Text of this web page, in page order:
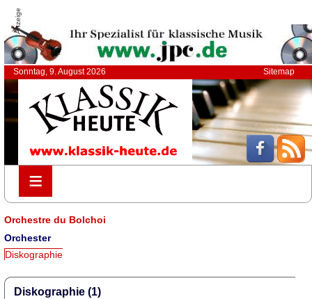
Anzeige
Sonntag, 9. August 2026 Sitemap
≡
≡
Orchestre du Bolchoi
Orchester
Diskographie
Diskographie (1)